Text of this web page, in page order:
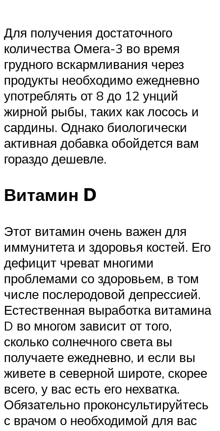
Для получения достаточного
количества Омега-3 во время
грудного вскармливания через
продукты необходимо ежедневно
употреблять от 8 до 12 унций
жирной рыбы, таких как лосось и
сардины. Однако биологически
активная добавка обойдется вам
гораздо дешевле.
Витамин D
Этот витамин очень важен для
иммунитета и здоровья костей. Его
дефицит чреват многими
проблемами со здоровьем, в том
числе послеродовой депрессией.
Естественная выработка витамина
D во многом зависит от того,
сколько солнечного света вы
получаете ежедневно, и если вы
живете в северной широте, скорее
всего, у вас есть его нехватка.
Обязательно проконсультируйтесь
с врачом о необходимой для вас